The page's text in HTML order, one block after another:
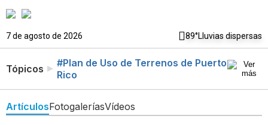
7 de agosto de 2026 89°Lluvias dispersas
Tópicos
#Plan de Uso de Terrenos de Puerto
Rico
ArtículosFotogaleríasVídeos